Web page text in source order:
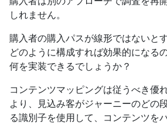
しれません。
購入者の購入パスが線形ではないと
どのように構成すれば効果的になる
何を実装できるでしょうか？
コンテンツマッピングは従うべき優
より、見込み客がジャーニーのどの
る識別子を使用して、コンテンツを